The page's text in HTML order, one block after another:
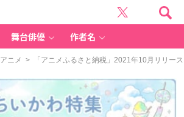
舞台俳優 作者名
アニメ > 「アニメふるさと納税」2021年10月リリー